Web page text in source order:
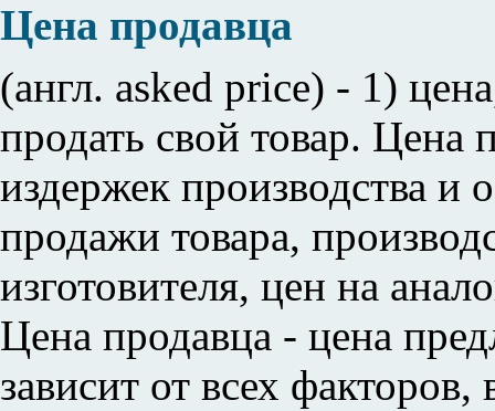
Цена продавца
(англ. asked price) - 1)
продать свой товар. Цена
издержек производства и
продажи товара,
изготовителя, цен на
Цена продавца - цена
зависит от всех